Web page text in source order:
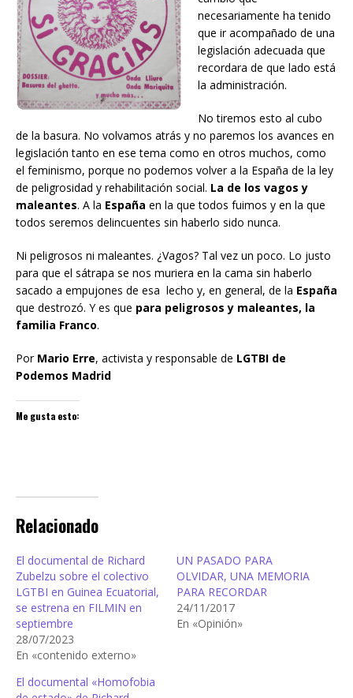
necesariamente ha tenido
que ir acompañado de una
legislación adecuada que
recordara de que lado está
la administración.
No tiremos esto al cubo
de la basura. No volvamos atrás y no paremos los avances en
legislación tanto en ese tema como en otros muchos, como
el feminismo, porque no podemos volver a la España de la ley
de peligrosidad y rehabilitación social. La de los vagos y
maleantes. A la España en la que todos fuimos y en la que
todos seremos delincuentes sin haberlo sido nunca.
Ni peligrosos ni maleantes. ¿Vagos? Tal vez un poco. Lo justo
para que el sátrapa se nos muriera en la cama sin haberlo
sacado a empujones de esa lecho y, en general, de la España
que destrozó. Y es que para peligrosos y maleantes, la
familia Franco.
Por Mario Erre, activista y responsable de LGTBI de
Podemos Madrid
Me gusta esto:
Relacionado
El documental de Richard
Zubelzu sobre el colectivo
LGTBI en Guinea Ecuatorial,
se estrena en FILMIN en
septiembre
28/07/2023
En «contenido externo»
UN PASADO PARA
OLVIDAR, UNA MEMORIA
PARA RECORDAR
24/11/2017
En «Opinión»
El documental «Homofobia